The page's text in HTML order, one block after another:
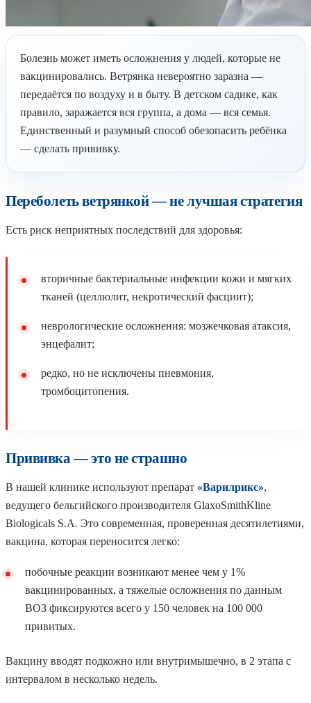
Болезнь может иметь осложнения у людей, которые не
вакцинировались. Ветрянка невероятно заразна —
передаётся по воздуху и в быту. В детском садике, как
правило, заражается вся группа, а дома — вся семья.
Единственный и разумный способ обезопасить ребёнка
— сделать прививку.
Переболеть ветрянкой — не лучшая стратегия
Есть риск неприятных последствий для здоровья:
вторичные бактериальные инфекции кожи и мягких
тканей (целлюлит, некротический фасциит);
неврологические осложнения: мозжечковая атаксия,
энцефалит;
редко, но не исключены пневмония,
тромбоцитопения.
Прививка — это не страшно
В нашей клинике используют препарат «Варилрикс»,
ведущего бельгийского производителя GlaxoSmithKline
Biologicals S.A. Это современная, проверенная десятилетиями,
вакцина, которая переносится легко:
побочные реакции возникают менее чем у 1%
вакцинированных, а тяжелые осложнения по данным
ВОЗ фиксируются всего у 150 человек на 100 000
привитых.
Вакцину вводят подкожно или внутримышечно, в 2 этапа с
интервалом в несколько недель.